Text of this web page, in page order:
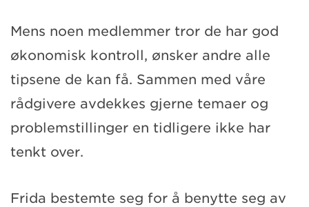
Mens noen medlemmer tror de har god
økonomisk kontroll, ønsker andre alle
tipsene de kan få. Sammen med våre
rådgivere avdekkes gjerne temaer og
problemstillinger en tidligere ikke har
tenkt over.
Frida bestemte seg for å benytte seg av